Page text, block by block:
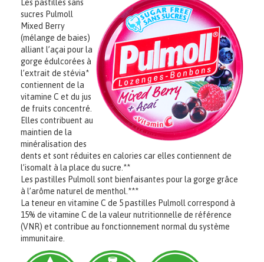
Les pastilles sans
sucres Pulmoll
Mixed Berry
(mélange de baies)
alliant l’açai pour la
gorge édulcorées à
l’extrait de stévia*
contiennent de la
vitamine C et du jus
de fruits concentré.
Elles contribuent au
maintien de la
minéralisation des
dents et sont réduites en calories car elles contiennent de
l’isomalt à la place du sucre.**
Les pastilles Pulmoll sont bienfaisantes pour la gorge grâce
à l’arôme naturel de menthol.***
La teneur en vitamine C de 5 pastilles Pulmoll correspond à
15% de vitamine C de la valeur nutritionnelle de référence
(VNR) et contribue au fonctionnement normal du système
immunitaire.